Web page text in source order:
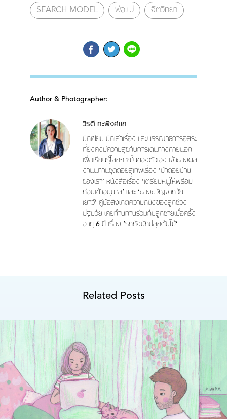
SEARCH MODEL พ่อแม่ จิตวิทยา
Author & Photographer:
วิรตี ทะพิงค์แก
นักเขียน นักเล่าเรื่อง และบรรณาธิการอิสระ
ที่ยังคงมีความสุขกับการเดินทางภายนอก
เพื่อเรียนรู้โลกภายในของตัวเอง เจ้าของผล
งานนิทานชุดดอยสุเทพเรื่อง ‘ป่าดอยบ้าน
ของเรา’ หนังสือเรื่อง ‘เตรียมหนูให้พร้อม
ก่อนเข้าอนุบาล’ และ ‘ของขวัญจากวัย
เยาว์’ คู่มือสังเกตความถนัดของลูกช่วง
ปฐมวัย เคยทำนิทานร่วมกับลูกชายเมื่อครั้ง
อายุ 6 ปี เรื่อง ‘รถถังนักปลูกต้นไม้’
Related Posts